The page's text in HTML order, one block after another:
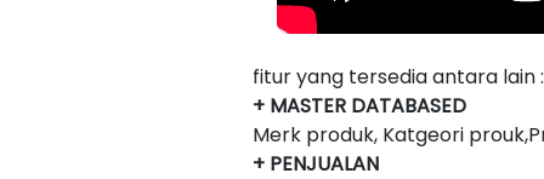
fitur yang tersedia antara lain :
+ MASTER DATABASED
Merk produk, Katgeori
+ PENJUALAN